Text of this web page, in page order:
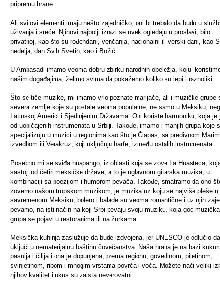
pripremu hrane.
Ali svi ovi elementi imaju nešto zajedničko, oni bi trebalo da budu u
uživanja i sreće. Njihovi najbolji izrazi se uvek ogledaju u proslavi, bilo
privatnoj, kao što su rođendani, venčanja, nacionalni ili verski dani, kao
nedelja, dan Svih Svetih, kao i Božić.
U Ambasadi imamo veoma dobru zbirku narodnih obeležja, koju
našim događajima, želimo svima da pokažemo koliko su lepi i raznoliki.
Što se tiče muzike, mi imamo vrlo poznate marijače, ali i muzičke grupe
severa zemlje koje su postale veoma popularne, ne samo u Meksiku,
Latinskoj Americi i Sjedinjenim Državama. Oni koriste harmoniku, koja je
od uobičajenih instrumenata u Srbiji. Takođe, imamo i manjih grupa koje
specijalizuju u muzici u regionima kao što je Čiapas, sa predivnom
izvedbom ili Verakruz, koji uključuju harfe, između ostalih instrumenata.
Posebno mi se sviđa huapango, iz oblasti koja se zove La Huasteca,
sastoji od četiri meksičke države, a to je uglavnom gitarska muzika, u
kombinaciji sa poezijom i humorom pevača. Takođe, smatramo da ono
zovemo našom tropskom muzikom, je muzika uz koju se najviše pleše u
savremenom Meksiku, bolero i balade su veoma romantične i uz njih
pevamo, na isti način na koji Srbi pevaju svoju muziku, koja god muzička
grupa se pojavi u restoranima ili na žurkama.
Meksička kuhinja zaslužuje da bude izdvojena, jer UNESCO je odlučio
uključi u nematerijalnu baštinu čovečanstva. Naša hrana je na bazi
pasulja i čilija i ona je dopunjena, prema regionu, govedinom, piletinom,
svinjetinom, ribom i mnogim vrstama povrća i voća. Možete naći veliki
njihov kvalitet i ukus su zaista neverovatni.